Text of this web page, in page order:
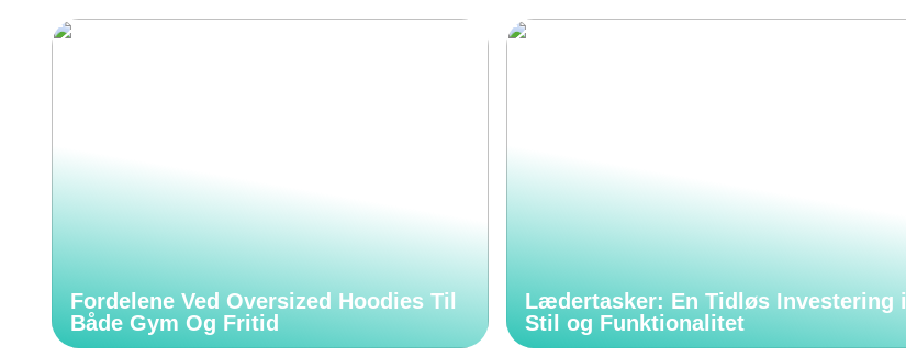
Fordelene Ved Oversized Hoodies Til
Både Gym Og Fritid
Lædertasker: En Tidløs Investering i
Stil og Funktionalitet